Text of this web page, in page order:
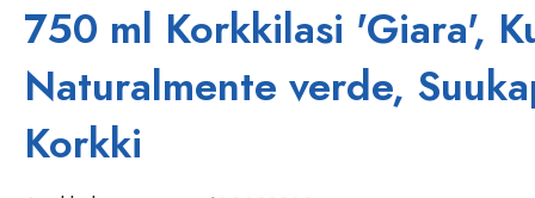
Säilytysastiat
Astiat
Kosmetiikka-astiat
WECK-Lasipullot
Pullot toiminnon mukaan
750 ml Korkkilasi 'Giara',
Naturalmente verde,
Korkki